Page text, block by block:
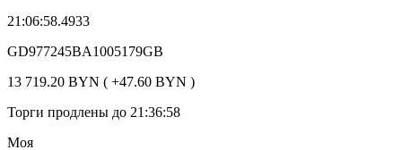
21:06:58.4933
GD977245BA1005179GB
13 719.20 BYN ( +47.60 BYN )
Торги продлены до 21:36:58
Моя